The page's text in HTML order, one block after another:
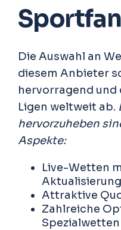
Die Auswahl an
diesem Anbieter
hervorragend
Ligen weltweit ab.
hervorzuheben
Aspekte:
Live-Wetten
Attraktive
Zahlreiche
Spezialwetten